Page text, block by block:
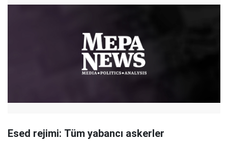
Esed rejimi: Tüm yabancı askerler